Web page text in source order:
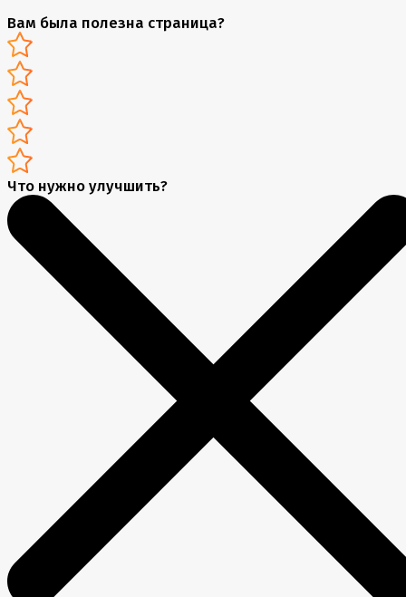
Вам была полезна страница?
Что нужно улучшить?